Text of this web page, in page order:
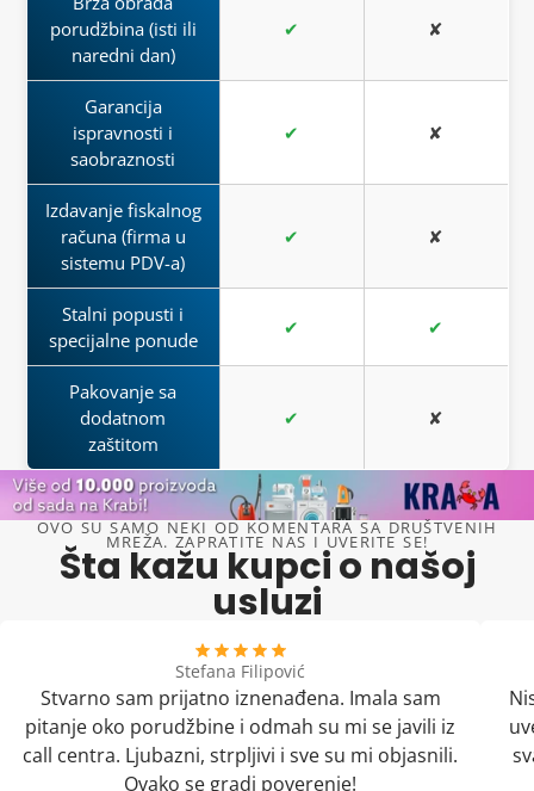
porudžbina (isti ili
naredni dan)
✔ ✘
Garancija
ispravnosti i
saobraznosti
✔ ✘
Izdavanje fiskalnog
računa (firma u
sistemu PDV-a)
✔ ✘
Stalni popusti i
specijalne ponude
✔ ✔
Pakovanje sa
dodatnom
zaštitom
✔ ✘
OVO SU SAMO NEKI OD KOMENTARA SA DRUŠTVENIH
MREŽA. ZAPRATITE NAS I UVERITE SE!
Šta kažu kupci o našoj
usluzi
Stefana Filipović
Stvarno sam prijatno iznenađena. Imala sam
pitanje oko porudžbine i odmah su mi se javili iz
call centra. Ljubazni, strpljivi i sve su mi objasnili.
Ovako se gradi poverenje!